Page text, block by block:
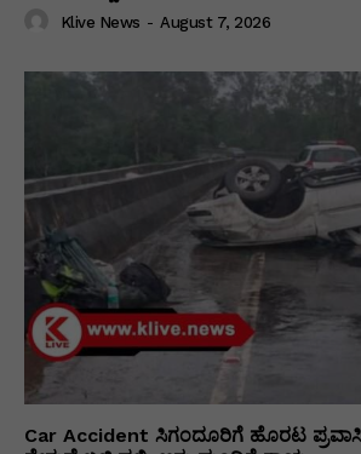
Klive News - August 7, 2026
Car Accident ಸಿಗಂದೂರಿಗೆ ಹೊರಟ